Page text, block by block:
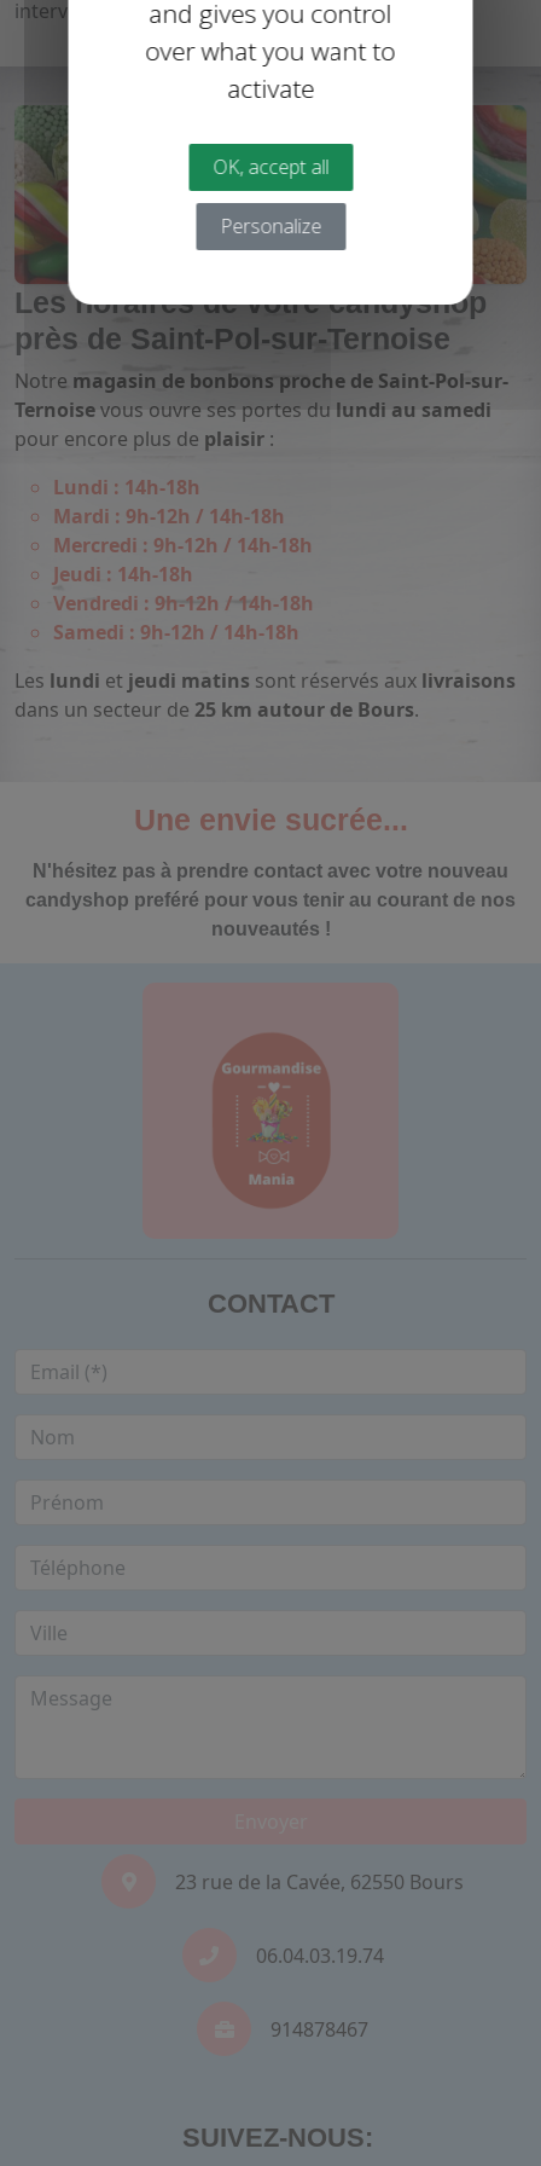
and gives you control
over what you want to
activate
OK, accept all
Personalize
intervention rapide dans votre commune.
Les horaires de votre candyshop
près de Saint-Pol-sur-Ternoise
Notre magasin de bonbons proche de Saint-Pol-sur-
Ternoisevous ouvre ses portes du lundi au samedi
pour encore plus de plaisir :
Lundi : 14h-18h
Mardi : 9h-12h / 14h-18h
Mercredi : 9h-12h / 14h-18h
Jeudi : 14h-18h
Vendredi : 9h-12h / 14h-18h
Samedi : 9h-12h / 14h-18h
Les lundi et jeudi matins sont réservés aux livraisons
dans un secteur de 25 km autour de Bours.
Une envie sucrée...
N'hésitez pas à prendre contact avec votre nouveau
candyshop preféré pour vous tenir au courant de nos
nouveautés !
CONTACT
23 rue de la Cavée, 62550 Bours
06.04.03.19.74
914878467
SUIVEZ-NOUS: